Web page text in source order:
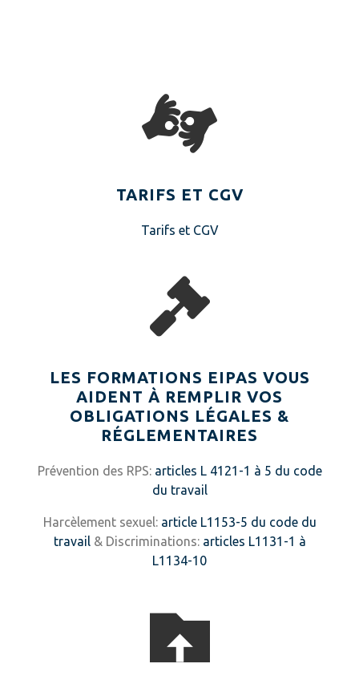
TARIFS ET CGV
Tarifs et CGV
LES FORMATIONS EIPAS VOUS
AIDENT À REMPLIR VOS
OBLIGATIONS LÉGALES &
RÉGLEMENTAIRES
Prévention des RPS: articles L 4121-1 à 5 du code
du travail
Harcèlement sexuel: article L1153-5 du code du
travail& Discriminations: articles L1131-1 à
L1134-10